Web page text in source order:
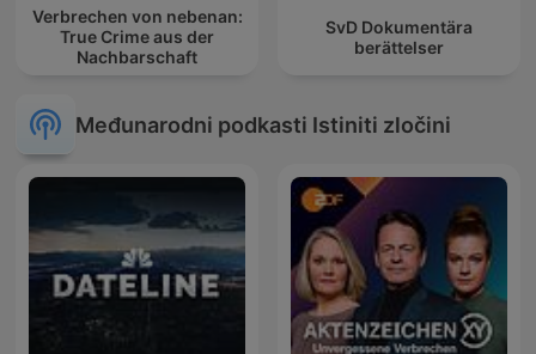
Verbrechen von nebenan:
True Crime aus der
Nachbarschaft
SvD Dokumentära
berättelser
Međunarodni podkasti Istiniti zločini